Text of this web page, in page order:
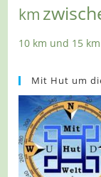
km
10 km und 15 km
Mit Hut um